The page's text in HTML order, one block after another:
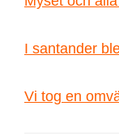
I santander
Vi tog en